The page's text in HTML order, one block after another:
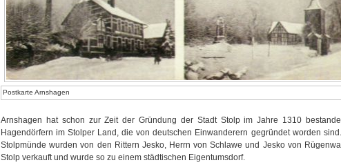
Postkarte Arnshagen
Arnshagen hat schon zur Zeit der Gründung der Stadt Stolp im Jahre 1310
Hagendörfern im Stolper Land, die von deutschen Einwanderern gegründet worden
Stolpmünde wurden von den Rittern Jesko, Herrn von Schlawe und Jesko von
Stolp verkauft und wurde so zu einem städtischen Eigentumsdorf.